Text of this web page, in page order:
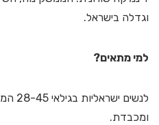
וגדלה בישראל.
למי מתאים?
ומכבדת.